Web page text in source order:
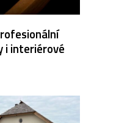
i interiérové